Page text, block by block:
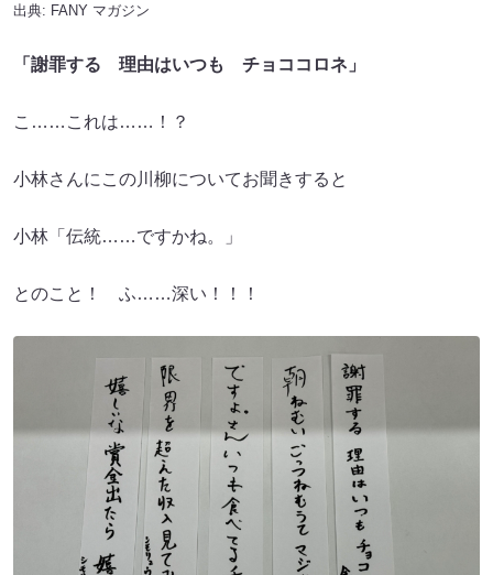
出典: FANY マガジン
「謝罪する 理由はいつも チョココロネ」
こ……これは……！？
小林さんにこの川柳についてお聞きすると
小林「伝統……ですかね。」
とのこと！ ふ……深い！！！